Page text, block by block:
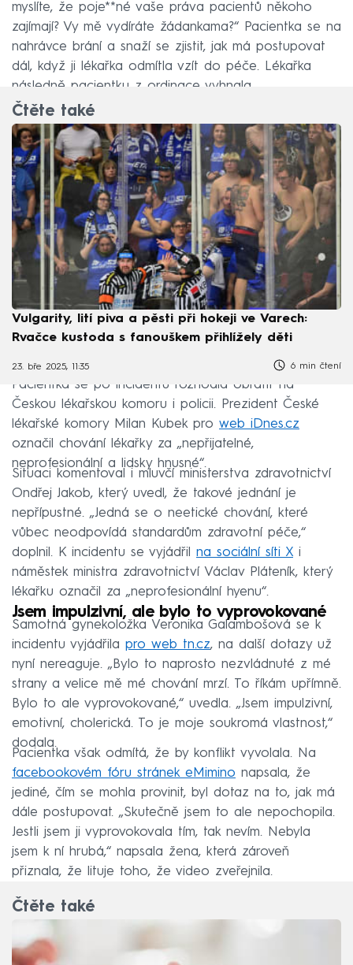
myslíte, že poje**né vaše práva pacientů někoho
zajímají? Vy mě vydíráte žádankama?“ Pacientka se na
nahrávce brání a snaží se zjistit, jak má postupovat
dál, když ji lékařka odmítla vzít do péče. Lékařka
následně pacientku z ordinace vyhnala.
Čtěte také
Vulgarity, lití piva a pěsti při hokeji ve Varech:
Rvačce kustoda s fanouškem přihlížely děti
23. bře 2025, 11:35 6 min čtení
Pacientka se po incidentu rozhodla obrátit na
Českou lékařskou komoru i policii. Prezident České
lékařské komory Milan Kubek pro web iDnes.cz
označil chování lékařky za „nepřijatelné,
neprofesionální a lidsky hnusné“.
Situaci komentoval i mluvčí ministerstva zdravotnictví
Ondřej Jakob, který uvedl, že takové jednání je
nepřípustné. „Jedná se o neetické chování, které
vůbec neodpovídá standardům zdravotní péče,“
doplnil. K incidentu se vyjádřil na sociální síti X i
náměstek ministra zdravotnictví Václav Pláteník, který
lékařku označil za „neprofesionální hyenu“.
Jsem impulzivní, ale bylo to vyprovokované
Samotná gynekoložka Veronika Galambošová se k
incidentu vyjádřila pro web tn.cz, na další dotazy už
nyní nereaguje. „Bylo to naprosto nezvládnuté z mé
strany a velice mě mé chování mrzí. To říkám upřímně.
Bylo to ale vyprovokované,“ uvedla. „Jsem impulzivní,
emotivní, cholerická. To je moje soukromá vlastnost,“
dodala.
Pacientka však odmítá, že by konflikt vyvolala. Na
facebookovém fóru stránek eMimino napsala, že
jediné, čím se mohla provinit, byl dotaz na to, jak má
dále postupovat. „Skutečně jsem to ale nepochopila.
Jestli jsem ji vyprovokovala tím, tak nevím. Nebyla
jsem k ní hrubá,“ napsala žena, která zároveň
přiznala, že lituje toho, že video zveřejnila.
Čtěte také